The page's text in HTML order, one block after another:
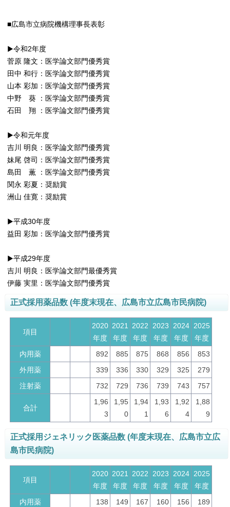
■広島市立病院機構理事長表彰
▶令和2年度
菅原 隆文：医学論文部門優秀賞
田中 和行：医学論文部門優秀賞
山本 彩加：医学論文部門優秀賞
中野 葵 ：医学論文部門優秀賞
石田 翔 ：医学論文部門優秀賞
▶令和元年度
吉川 明良：医学論文部門優秀賞
妹尾 啓司：医学論文部門優秀賞
島田 薫 ：医学論文部門優秀賞
関永 彩夏：奨励賞
洲山 佳寛：奨励賞
▶平成30年度
益田 彩加：医学論文部門優秀賞
▶平成29年度
吉川 明良：医学論文部門最優秀賞
伊藤 実里：医学論文部門優秀賞
正式採用薬品数 (年度末現在、広島市立広島市民病院)
項目
2020
年度
2021
年度
2022
年度
2023
年度
2024
年度
2025
年度
内用薬
892 885 875 868 856
853
外用薬
339 336 330 329 325
279
注射薬
732 729 736 739 743 757
合計
1,96
3
1,95
0
1,94
1
1,93
6
1,92
4
1,88
9
正式採用ジェネリック医薬品数 (年度末現在、広島市立広
島市民病院)
項目
2020
年度
2021
年度
2022
年度
2023
年度
2024
年度
2025
年度
内用薬
138 149 167 160 156
189